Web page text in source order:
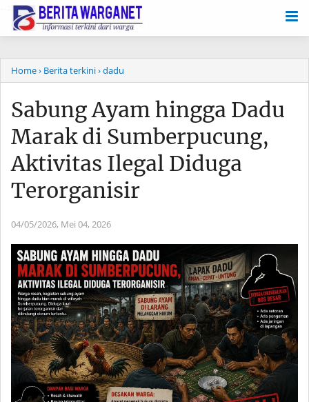
Home› Berita terkini› dadu
Sabung Ayam hingga Dadu
Marak di Sumberpucung,
Aktivitas Ilegal Diduga
Terorganisir
04/05/2026, Mei 04, 2026